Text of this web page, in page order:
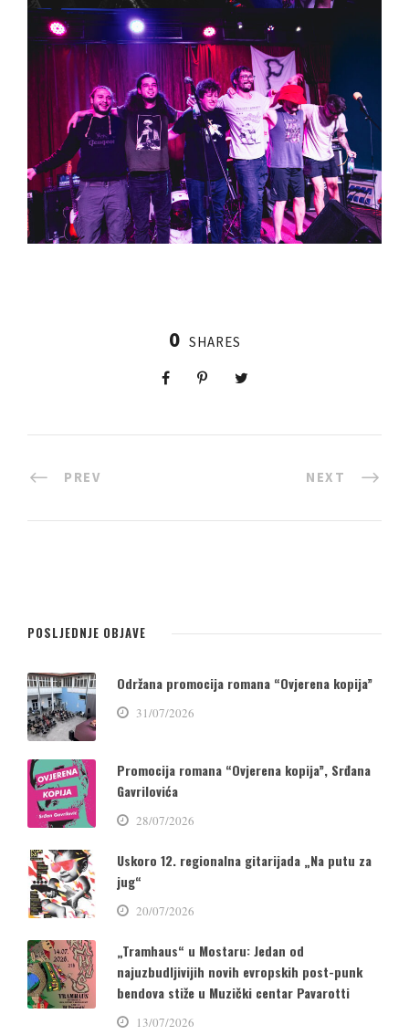
0 SHARES
PREV NEXT
POSLJEDNJE OBJAVE
Održana promocija romana “Ovjerena kopija”
31/07/2026
Promocija romana “Ovjerena kopija”, Srđana
Gavrilovića
28/07/2026
Uskoro 12. regionalna gitarijada „Na putu za
jug“
20/07/2026
„Tramhaus“ u Mostaru: Jedan od
najuzbudljivijih novih evropskih post-punk
bendova stiže u Muzički centar Pavarotti
13/07/2026